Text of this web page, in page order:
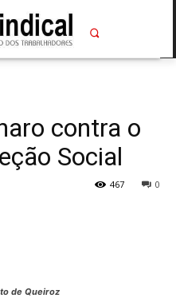
contra o
Social
0
467
de Queiroz